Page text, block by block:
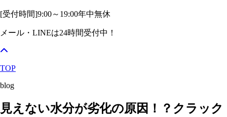
[受付時間]9:00～19:00年中無休
メール・LINEは24時間受付中！
TOP
blog
見えない水分が劣化の原因！？クラック